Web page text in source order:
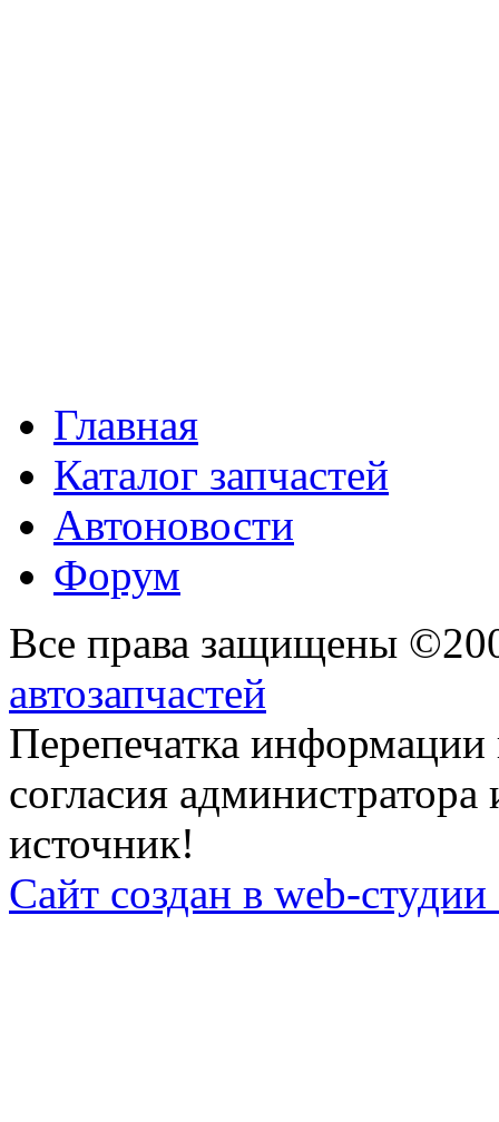
Главная
Каталог запчастей
Автоновости
Форум
Все права защищены
автозапчастей
Перепечатка
согласия
источник!
Сайт создан в web-